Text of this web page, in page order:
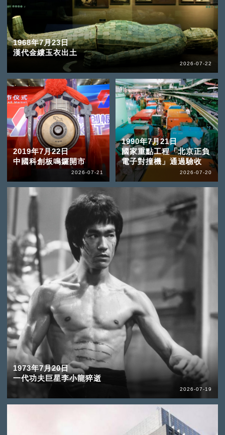
1968年7月23日
漢代金縷玉衣出土
2026-07-22
2019年7月22日
中國科創板鳴鑼開市
2026-07-21
1990年7月21日
國家重點工程「北京正負
電子對撞機」通過驗收
2026-07-20
1973年7月20日
一代功夫巨星李小龍猝逝
2026-07-19